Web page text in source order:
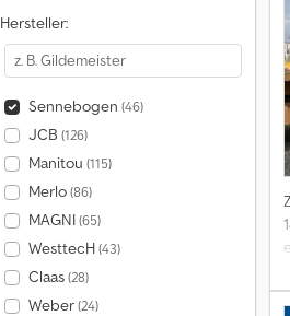
Hersteller:
Sennebogen (46)
JCB (126)
Manitou (115)
Merlo(86)
MAGNI(65)
WesttecH(43)
Claas(28)
Weber(24)